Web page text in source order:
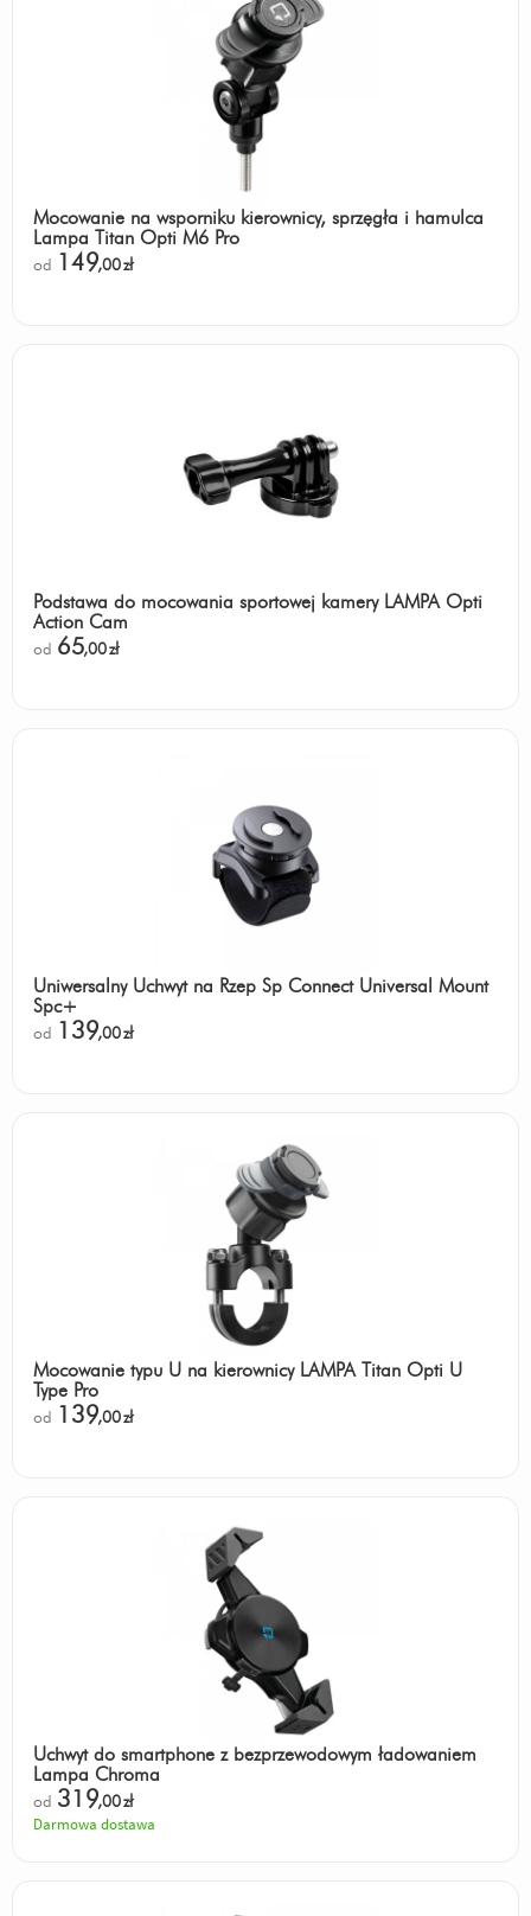
Mocowanie na wsporniku kierownicy, sprzęgła i hamulca
Lampa Titan Opti M6 Pro
od 149,00zł
Podstawa do mocowania sportowej kamery LAMPA Opti
Action Cam
od 65,00zł
Uniwersalny Uchwyt na Rzep Sp Connect Universal Mount
Spc+
od 139,00zł
Mocowanie typu U na kierownicy LAMPA Titan Opti U
Type Pro
od 139,00zł
Uchwyt do smartphone z bezprzewodowym ładowaniem
Lampa Chroma
od 319,00zł
Darmowa dostawa